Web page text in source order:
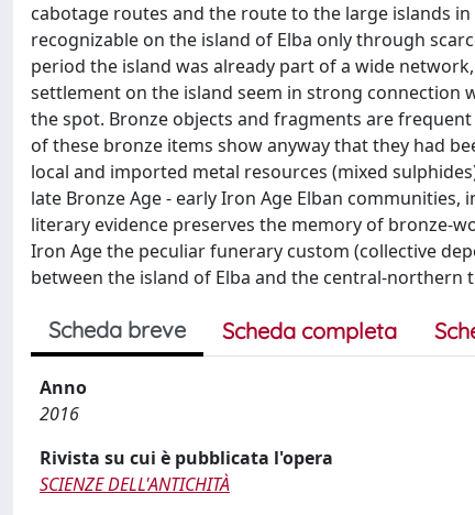
cabotage routes and the route to the large islands
recognizable on the island of Elba only through
period the island was already part of a wide
settlement on the island seem in strong connection
the spot. Bronze objects and fragments are
of these bronze items show anyway that they had
local and imported metal resources (mixed
late Bronze Age - early Iron Age Elban
literary evidence preserves the memory of bronze-
Iron Age the peculiar funerary custom (collective
between the island of Elba and the central-northern
Scheda breve Scheda completa
Anno
2016
Rivista su cui è pubblicata l'opera
SCIENZE DELL'ANTICHITÀ